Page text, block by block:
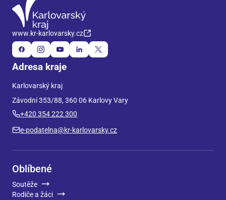
www.kr-karlovarsky.cz
Adresa kraje
Karlovarský kraj
Závodní 353/88, 360 06 Karlovy Vary
+420 354 222 300
e-podatelna@kr-karlovarsky.cz
Oblíbené
Soutěže
Rodiče a žáci